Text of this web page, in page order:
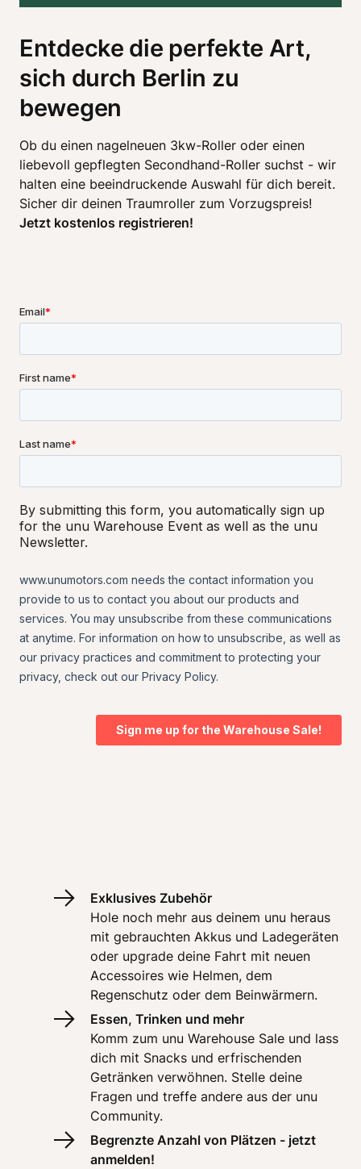
Entdecke die perfekte Art,
sich durch Berlin zu
bewegen
Ob du einen nagelneuen 3kw-Roller oder einen
liebevoll gepflegten Secondhand-Roller suchst - wir
halten eine beeindruckende Auswahl für dich bereit.
Jetzt kostenlos registrieren!
Exklusives Zubehör
Hole noch mehr aus deinem unu heraus
mit gebrauchten Akkus und Ladegeräten
oder upgrade deine Fahrt mit neuen
Accessoires wie Helmen, dem
Regenschutz oder dem Beinwärmern.
Essen, Trinken und mehr
Komm zum unu Warehouse Sale und lass
dich mit Snacks und erfrischenden
Getränken verwöhnen. Stelle deine
Fragen und treffe andere aus der unu
Community.
Begrenzte Anzahl von Plätzen - jetzt
anmelden!